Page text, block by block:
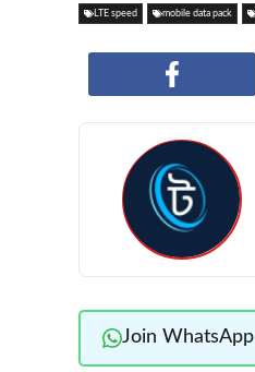
LTE speed mobile data pack
Join WhatsApp